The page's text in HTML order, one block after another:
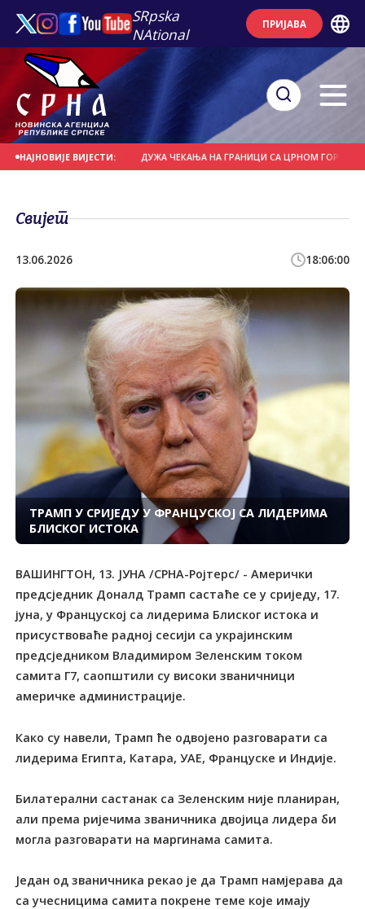
SRpska
NAtional
ПРИЈАВА
НАЈНОВИЈЕ ВИЈЕСТИ:
ПОСЈЕТИЋЕ СЕУТУ ДУЖА ЧЕКАЊА НА ГРАНИЦИ СА ЦРНОМ ГОРОМ И
Свијет
13.06.2026 18:06:00
ТРАМП У СРИЈЕДУ У ФРАНЦУСКОЈ СА ЛИДЕРИМА
БЛИСКОГ ИСТОКА
ВАШИНГТОН, 13. ЈУНА /СРНА-Ројтерс/ - Амерички
предсједник Доналд Трамп састаће се у сриједу, 17.
јуна, у Француској са лидерима Блиског истока и
присуствоваће радној сесији са украјинским
предсједником Владимиром Зеленским током
самита Г7, саопштили су високи званичници
америчке администрације.
Како су навели, Трамп ће одвојено разговарати са
лидерима Египта, Катара, УАЕ, Француске и Индије.
Билатерални састанак са Зеленским није планиран,
али према ријечима званичника двојица лидера би
могла разговарати на маргинама самита.
Један од званичника рекао је да Трамп намјерава да
са учесницима самита покрене теме које имају